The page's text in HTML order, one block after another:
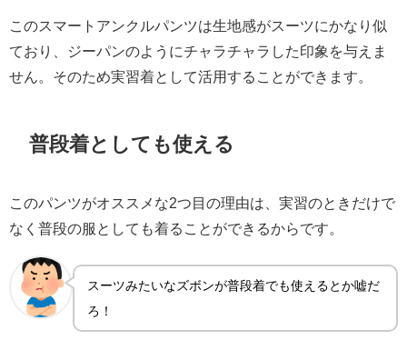
このスマートアンクルパンツは生地感がスーツにかなり似
ており、ジーパンのようにチャラチャラした印象を与えま
せん。そのため実習着として活用することができます。
普段着としても使える
このパンツがオススメな2つ目の理由は、実習のときだけで
なく普段の服としても着ることができるからです。
スーツみたいなズボンが普段着でも使えるとか嘘だ
ろ！